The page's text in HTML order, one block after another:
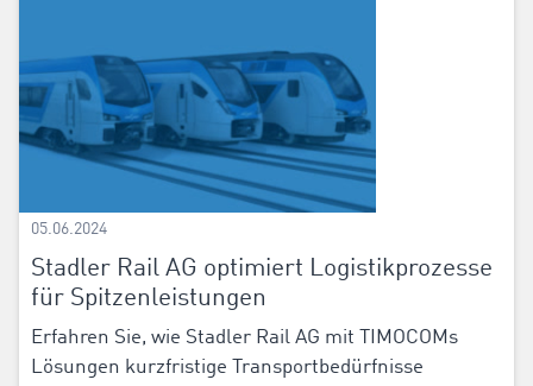
05.06.2024
Stadler Rail AG optimiert Logistikprozesse
für Spitzenleistungen
Erfahren Sie, wie Stadler Rail AG mit TIMOCOMs
Lösungen kurzfristige Transportbedürfnisse